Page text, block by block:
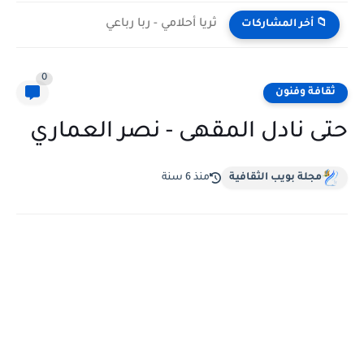
📁 أخر المشاركات ثريا أحلامي - ربا رباعي
ثقافة وفنون
0
حتى نادل المقهى - نصر العماري
مجلة بويب الثقافية منذ 6 سنة